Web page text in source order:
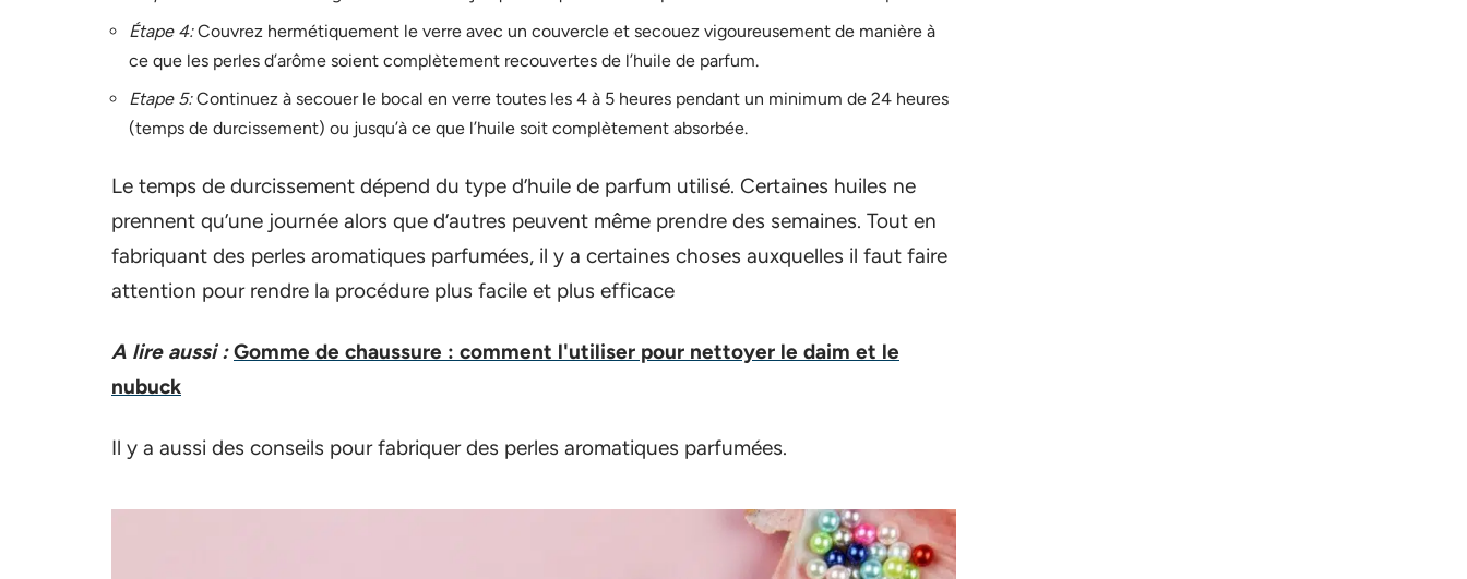
Étape 4:Couvrez hermétiquement le verre avec un couvercle et secouez vigoureusement de manière à
ce que les perles d’arôme soient complètement recouvertes de l’huile de parfum.
Etape 5:Continuez à secouer le bocal en verre toutes les 4 à 5 heures pendant un minimum de 24 heures
(temps de durcissement) ou jusqu’à ce que l’huile soit complètement absorbée.
Le temps de durcissement dépend du type d’huile de parfum utilisé. Certaines huiles ne
prennent qu’une journée alors que d’autres peuvent même prendre des semaines. Tout en
fabriquant des perles aromatiques parfumées, il y a certaines choses auxquelles il faut faire
attention pour rendre la procédure plus facile et plus efficace
A lire aussi : Gomme de chaussure : comment l'utiliser pour nettoyer le daim et le
nubuck
Il y a aussi des conseils pour fabriquer des perles aromatiques parfumées.